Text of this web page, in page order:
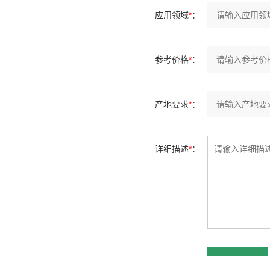
应用领域*：
参考价格*：
产地要求*：
详细描述*：